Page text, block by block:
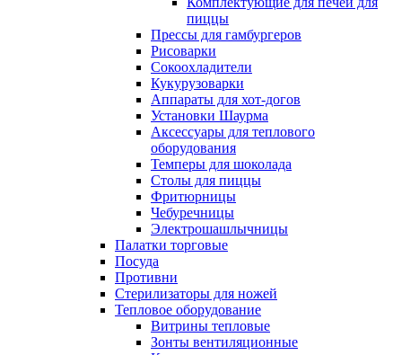
пиццы
Прессы для гамбургеров
Рисоварки
Сокоохладители
Кукурузоварки
Аппараты для хот-догов
Установки Шаурма
Аксессуары для теплового
оборудования
Темперы для шоколада
Столы для пиццы
Фритюрницы
Чебуречницы
Электрошашлычницы
Палатки торговые
Посуда
Противни
Стерилизаторы для ножей
Тепловое оборудование
Витрины тепловые
Зонты вентиляционные